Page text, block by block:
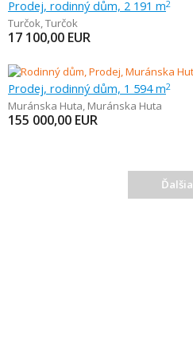
Prodej, rodinný dům, 2 191 m2
Turčok,Turčok
17 100,00 EUR
Prodej, rodinný dům, 1 594 m2
Muránska Huta, Muránska Huta
155 000,00 EUR
Ďalšia